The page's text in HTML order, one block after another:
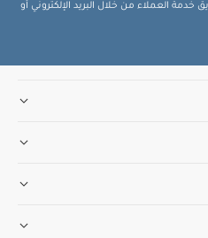
العملاء من خلال البريد الإلكتروني أو